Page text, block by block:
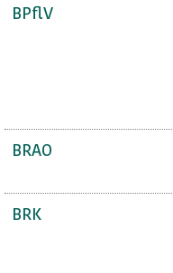
BPflV
BRAO
BRK